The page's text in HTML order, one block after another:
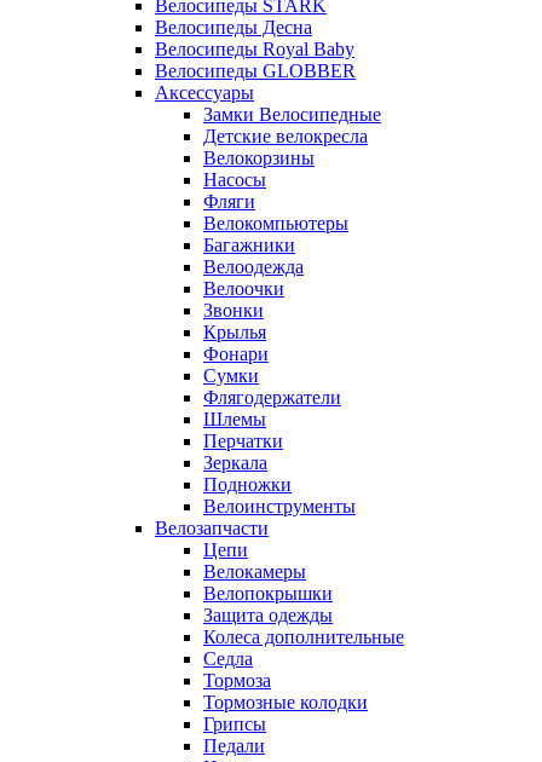
Велосипеды STARK
Велосипеды Десна
Велосипеды Royal Baby
Велосипеды GLOBBER
Аксессуары
Замки Велосипедные
Детские велокресла
Велокорзины
Насосы
Фляги
Велокомпьютеры
Багажники
Велоодежда
Велоочки
Звонки
Крылья
Фонари
Сумки
Флягодержатели
Шлемы
Перчатки
Зеркала
Подножки
Велоинструменты
Велозапчасти
Цепи
Велокамеры
Велопокрышки
Защита одежды
Колеса дополнительные
Седла
Тормоза
Тормозные колодки
Грипсы
Педали